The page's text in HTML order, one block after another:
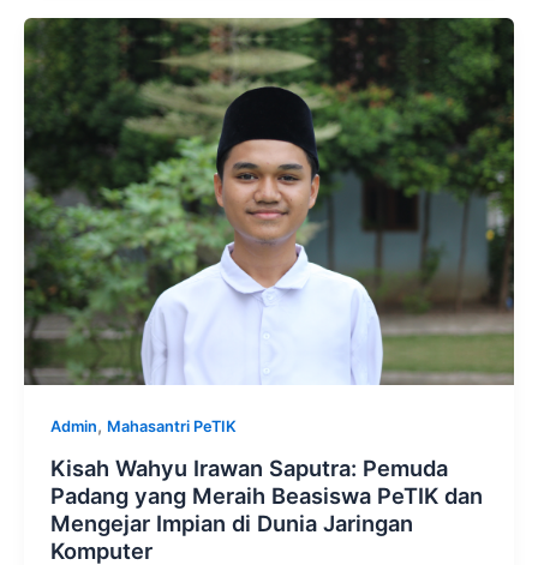
Admin, Mahasantri PeTIK
Kisah Wahyu Irawan Saputra: Pemuda
Padang yang Meraih Beasiswa PeTIK dan
Mengejar Impian di Dunia Jaringan
Komputer